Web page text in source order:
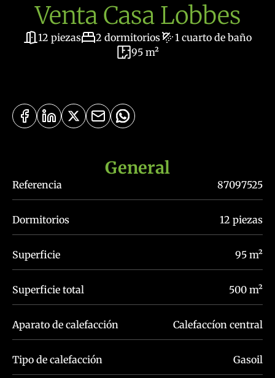
Venta Casa Lobbes
12 piezas 2 dormitorios
1 cuarto de baño
95 m²
General
Referencia 87097525
Dormitorios 12 piezas
Superficie 95 m²
Superficie total 500 m²
Aparato de calefacción Calefaccíon central
Tipo de calefacción Gasoil